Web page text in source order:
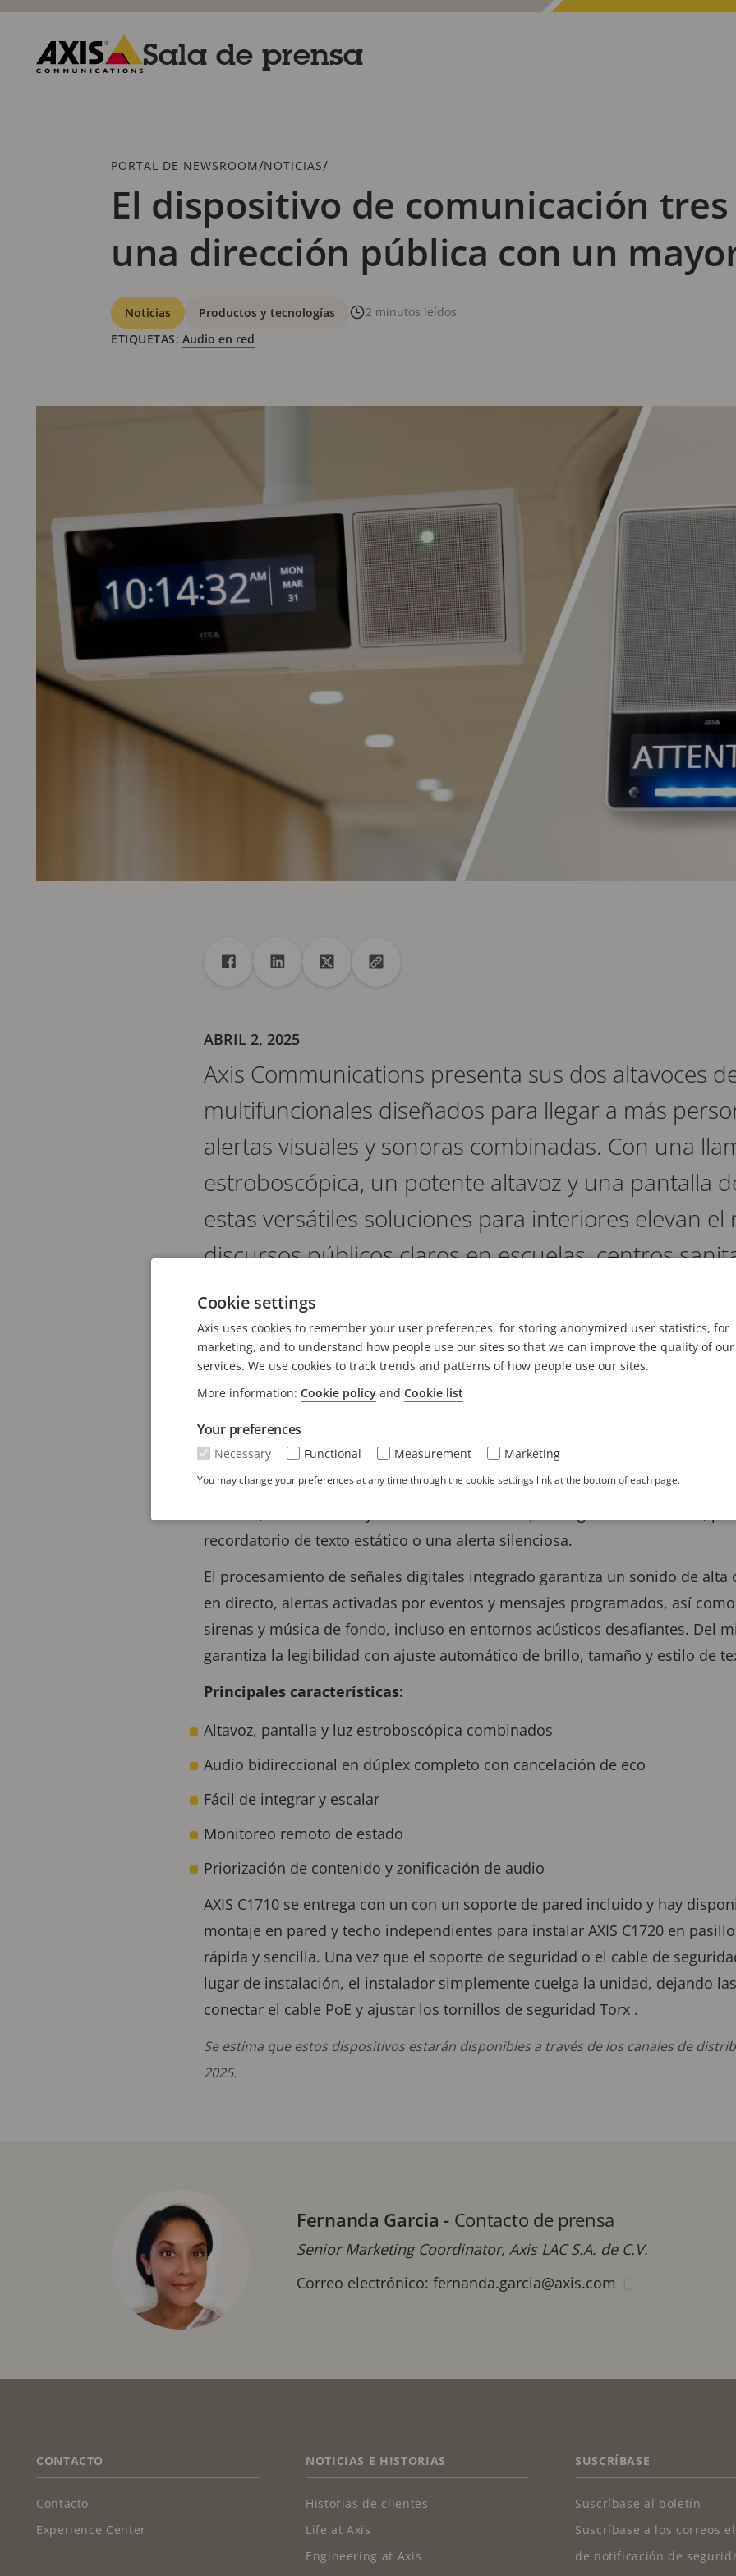
Saltar
contenido
principal
Sala de prensa
Breadcrumb
PORTAL DE NEWSROOM/NOTICIAS/
El dispositivo de comunicación
una dirección pública con un
Categorías
Noticias Productos y tecnologías
2 minutos leídos
ETIQUETAS: Audio en red
Recurso compartido
Compartir en Facebook
Compartir en Linkedin
Compartir en XCopiar la url en el portapapeles
ABRIL 2, 2025
Axis Communications presenta sus dos altavoces
multifuncionales diseñados para llegar a más
alertas visuales y sonoras combinadas. Con una
estroboscópica, un potente altavoz y una pantalla
estas versátiles soluciones para interiores elevan el
discursos públicos claros en escuelas, centros
transporte y más.
AXIS C1710 Network Display Speaker y el modelo de pasillo de doble cara,
Display Speaker, son adecuados para comunicaciones públicas generales y
urgentes. Basada en estándares abiertos, la serie AXIS C17 se integra con
masiva de terceros para garantizar una comunicación eficaz cuando más
La pantalla y el estroboscopio son personalizables, ofreciendo una
y animaciones de texto para diferentes entornos. Además, los usuarios
recordatorio de texto estático o una alerta silenciosa.
El procesamiento de señales digitales integrado garantiza un sonido de alta
en directo, alertas activadas por eventos y mensajes programados, así
sirenas y música de fondo, incluso en entornos acústicos desafiantes. Del
garantiza la legibilidad con ajuste automático de brillo, tamaño y estilo de
Principales características:
Altavoz, pantalla y luz estroboscópica combinados
Audio bidireccional en dúplex completo con cancelación de eco
Fácil de integrar y escalar
Monitoreo remoto de estado
Priorización de contenido y zonificación de audio
AXIS C1710 se entrega con un con un soporte de pared incluido y hay
montaje en pared y techo independientes para instalar AXIS C1720 en
rápida y sencilla. Una vez que el soporte de seguridad o el cable de
lugar de instalación, el instalador simplemente cuelga la unidad, dejando
conectar el cable PoE y ajustar los tornillos de seguridad Torx .
Se estima que estos dispositivos estarán disponibles a través de los canales de
2025.
Fernanda Garcia - Contacto de prensa
Senior Marketing Coordinator, Axis LAC S.A. de C.V.
Correo electrónico: fernanda.garcia@axis.com
FOOTER
CONTACTO
Contacto
Experience Center
NOTICIAS E HISTORIAS
Historias de clientes
Life at Axis
Engineering at Axis
SUSCRÍBASE
Suscríbase al boletín
Suscríbase a los correos
de notificación de
Cookie settings
Axis uses cookies to remember your user preferences, for storing anonymized user statistics, for
marketing, and to understand how people use our sites so that we can improve the quality of our
services. We use cookies to track trends and patterns of how people use our sites.
More information: Cookie policy and Cookie list
Your preferences
Necessary Functional Measurement Marketing
You may change your preferences at any time through the cookie settings link at the bottom of each page.